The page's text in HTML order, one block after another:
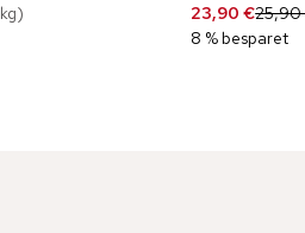
kg)
23,90 €
8 % besparet